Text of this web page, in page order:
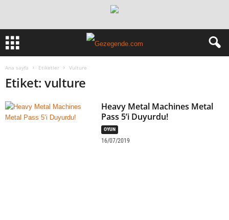
Ana sayfa Etiketler Vulture
Etiket: vulture
Heavy Metal Machines Metal
Pass 5’i Duyurdu!
OYUN
16/07/2019